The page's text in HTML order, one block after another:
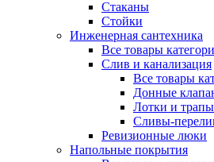
Стаканы
Стойки
Инженерная сантехника
Все товары
Слив и канализация
Все товары
Донные
Лотки и трапы
Сливы-
Ревизионные люки
Напольные покрытия